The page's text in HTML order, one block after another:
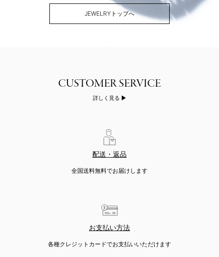
JEWELRYトップへ
詳しく見る
配送・返品
全国送料無料でお届けします
お支払い方法
各種クレジットカードでお支払いいただけます